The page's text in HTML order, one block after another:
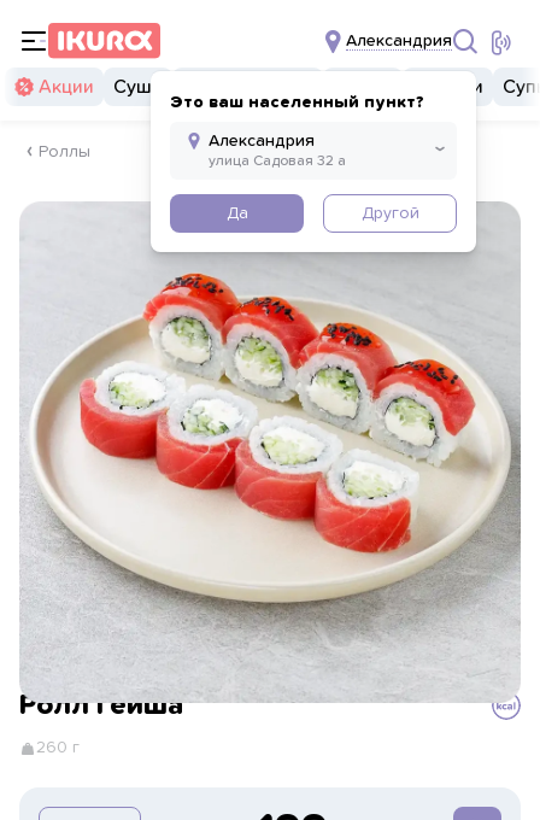
Александрия
Это ваш населенный пункт?
Да Другой
Акции Суши Закуски
Роллы
Ролл Гейша
260 г